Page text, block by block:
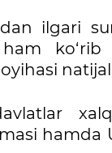
ilgari